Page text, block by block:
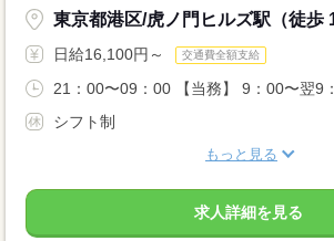
東京都港区/虎ノ門ヒルズ駅（徒歩 1
日給16,100円～ 交通費全額支給
21：00〜09：00 【当務】 9：00〜翌9
シフト制
もっと見る
求人詳細を見る